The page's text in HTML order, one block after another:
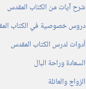
شرح آيات من الكتاب المقدس
دروس خصوصية في الكتاب
أدوات لدرس الكتاب المقدس
السعادة وراحة البال
الزواج والعائلة